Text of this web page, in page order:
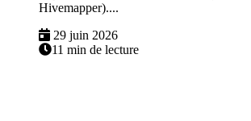
Hivemapper)....
29 juin 2026
11 min de lecture